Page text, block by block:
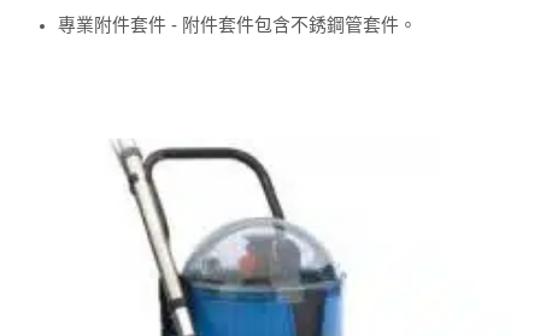
專業附件套件 - 附件套件包含不銹鋼管套件。